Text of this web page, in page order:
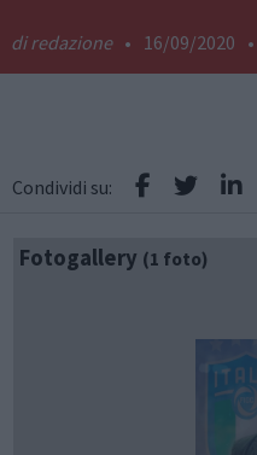
redazione • 16/09/2020 •
Condividi su:
Fotogallery (1 foto)